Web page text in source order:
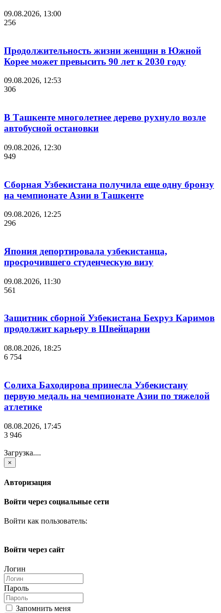
09.08.2026, 13:00
256
Продолжительность жизни женщин в Южной
Корее может превысить 90 лет к 2030 году
09.08.2026, 12:53
306
В Ташкенте многолетнее дерево рухнуло возле
автобусной остановки
09.08.2026, 12:30
949
Сборная Узбекистана получила еще одну бронзу
на чемпионате Азии в Ташкенте
09.08.2026, 12:25
296
Япония депортировала узбекистанца,
просрочившего студенческую визу
09.08.2026, 11:30
561
Защитник сборной Узбекистана Бехруз Каримов
продолжит карьеру в Швейцарии
08.08.2026, 18:25
6 754
Солиха Баходирова принесла Узбекистану
первую медаль на чемпионате Азии по тяжелой
атлетике
08.08.2026, 17:45
3 946
Загрузка....
×
Авторизация
Войти через социальные сети
Войти как пользователь:
Войти через сайт
Логин
Пароль
Запомнить меня